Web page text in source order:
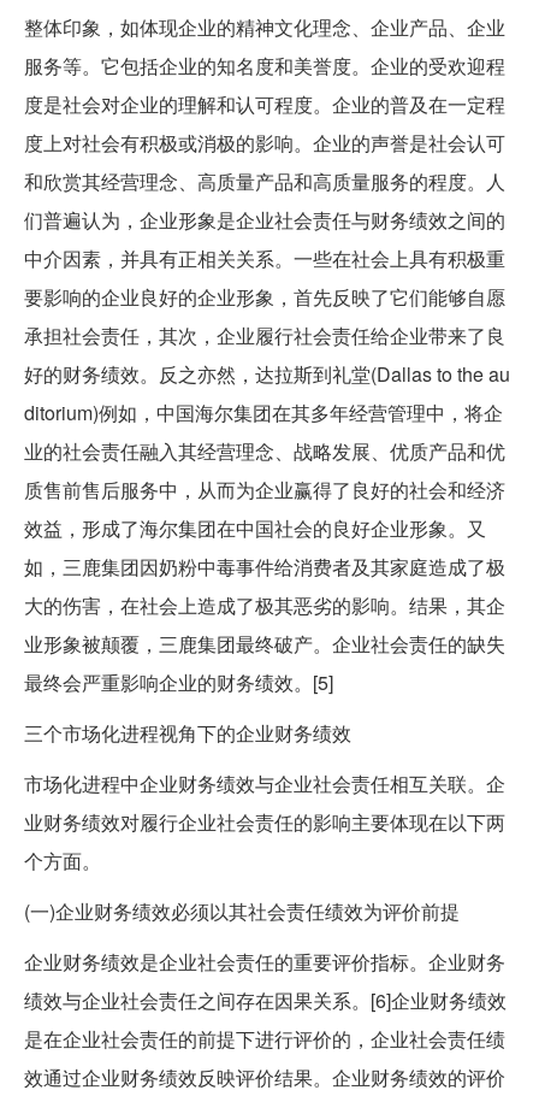
整体印象，如体现企业的精神文化理念、企业产品、企业
服务等。它包括企业的知名度和美誉度。企业的受欢迎程
度是社会对企业的理解和认可程度。企业的普及在一定程
度上对社会有积极或消极的影响。企业的声誉是社会认可
和欣赏其经营理念、高质量产品和高质量服务的程度。人
们普遍认为，企业形象是企业社会责任与财务绩效之间的
中介因素，并具有正相关关系。一些在社会上具有积极重
要影响的企业良好的企业形象，首先反映了它们能够自愿
承担社会责任，其次，企业履行社会责任给企业带来了良
好的财务绩效。反之亦然，达拉斯到礼堂(Dallas to the au
ditorium)例如，中国海尔集团在其多年经营管理中，将企
业的社会责任融入其经营理念、战略发展、优质产品和优
质售前售后服务中，从而为企业赢得了良好的社会和经济
效益，形成了海尔集团在中国社会的良好企业形象。又
如，三鹿集团因奶粉中毒事件给消费者及其家庭造成了极
大的伤害，在社会上造成了极其恶劣的影响。结果，其企
业形象被颠覆，三鹿集团最终破产。企业社会责任的缺失
最终会严重影响企业的财务绩效。[5]
三个市场化进程视角下的企业财务绩效
市场化进程中企业财务绩效与企业社会责任相互关联。企
业财务绩效对履行企业社会责任的影响主要体现在以下两
个方面。
(一)企业财务绩效必须以其社会责任绩效为评价前提
企业财务绩效是企业社会责任的重要评价指标。企业财务
绩效与企业社会责任之间存在因果关系。[6]企业财务绩效
是在企业社会责任的前提下进行评价的，企业社会责任绩
效通过企业财务绩效反映评价结果。企业财务绩效的评价